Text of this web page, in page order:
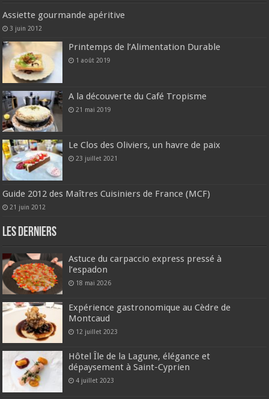
Assiette gourmande apéritive
3 juin 2012
Printemps de l’Alimentation Durable
1 août 2019
A la découverte du Café Tropisme
21 mai 2019
Le Clos des Oliviers, un havre de paix
23 juillet 2021
Guide 2012 des Maîtres Cuisiniers de France (MCF)
21 juin 2012
Les derniers
Astuce du carpaccio express pressé à
l’espadon
18 mai 2026
Expérience gastronomique au Cèdre de
Montcaud
12 juillet 2023
Hôtel Île de la Lagune, élégance et
dépaysement à Saint-Cyprien
4 juillet 2023